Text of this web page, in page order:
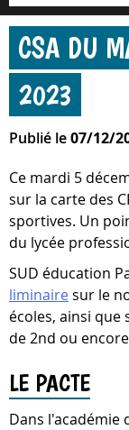
CSA DU
2023
Publié le07/12/
Ce mardi 5
sur la carte des
sportives. Un
du lycée
SUD éducation
liminairesur le
écoles, ainsi que
de 2nd ou
LE PACTE
Dans l'académie